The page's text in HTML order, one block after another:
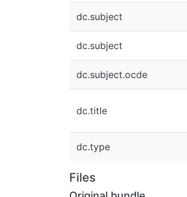
dc.subject
dc.subject
dc.subject.ocde
dc.title
dc.type
Files